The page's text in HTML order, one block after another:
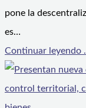
pone la
es…
Continuar leyendo